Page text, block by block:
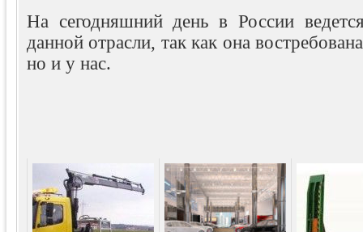
На сегодняшний день в России
данной отрасли, так как она
но и у нас.